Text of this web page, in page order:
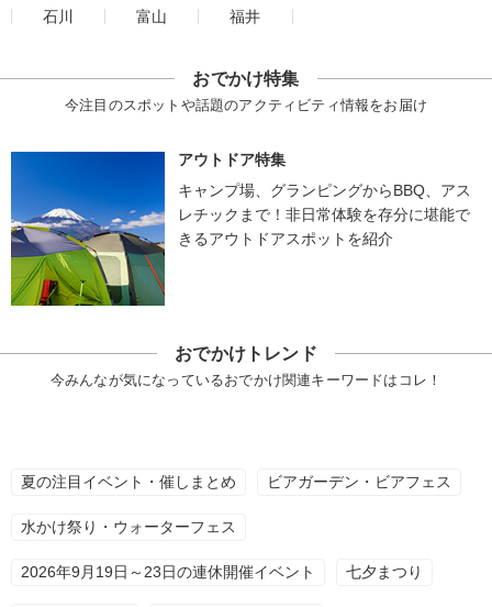
石川
富山 福井
おでかけ特集
今注目のスポットや話題のアクティビティ情報をお届け
アウトドア特集
キャンプ場、グランピングからBBQ、アス
レチックまで！非日常体験を存分に堪能で
きるアウトドアスポットを紹介
おでかけトレンド
今みんなが気になっているおでかけ関連キーワードはコレ！
夏の注目イベント・催しまとめ ビアガーデン・ビアフェス
水かけ祭り・ウォーターフェス
2026年9月19日～23日の連休開催イベント 七夕まつり